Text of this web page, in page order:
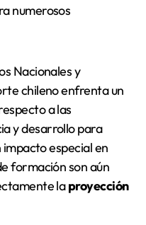
numerosos
Nacionales y
chileno enfrenta un
a las
y desarrollo para
especial en
formación son aún
laproyección